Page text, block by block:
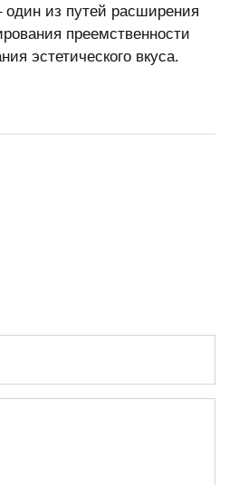
из путей расширения
преемственности
эстетического вкуса.